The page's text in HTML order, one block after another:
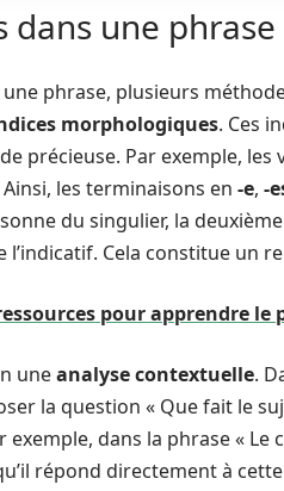
une phrase
phrase, plusieurs
morphologiques. Ces
précieuse. Par exemple,
les terminaisons en -e, -
du singulier, la
Cela constitue un
pour apprendre le
uneanalyse contextuelle.
la question « Que fait le
dans la phrase « Le
répond directement à